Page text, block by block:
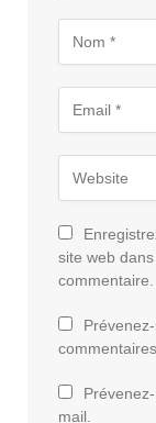
site web
commentaire.
mail.